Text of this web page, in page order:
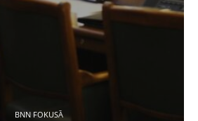
BNN FOKUSĀ